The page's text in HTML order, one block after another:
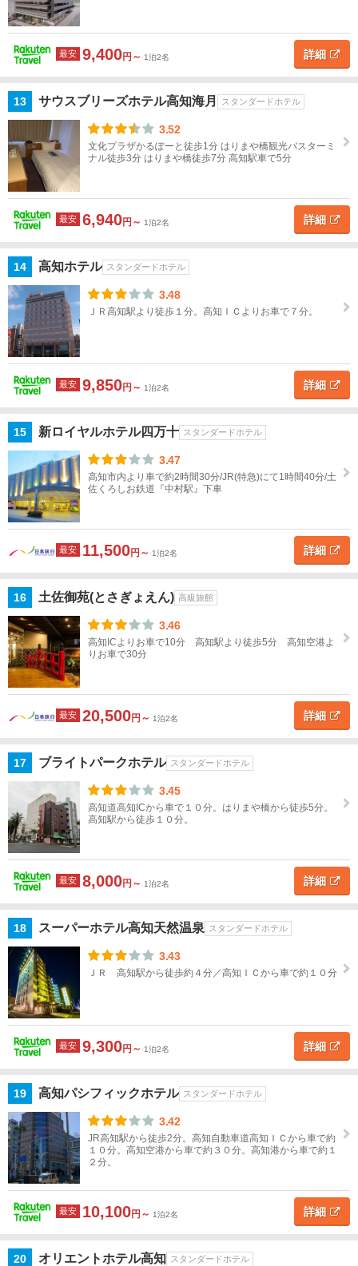
最安 9,400円～ 1泊2名 詳細
13 サウスブリーズホテル高知海月 スタンダードホテル
3.52
文化プラザかるぽーと徒歩1分 はりまや橋観光バスターミ
ナル徒歩3分 はりまや橋徒歩7分 高知駅車で5分
最安 6,940円～ 1泊2名 詳細
14 高知ホテル スタンダードホテル
3.48
ＪＲ高知駅より徒歩１分。高知ＩＣよりお車で７分。
最安 9,850円～ 1泊2名 詳細
15 新ロイヤルホテル四万十 スタンダードホテル
3.47
高知市内より車で約2時間30分/JR(特急)にて1時間40分/土
佐くろしお鉄道『中村駅』下車
最安 11,500円～ 1泊2名 詳細
16 土佐御苑(とさぎょえん) 高級旅館
3.46
高知ICよりお車で10分 高知駅より徒歩5分 高知空港よ
りお車で30分
最安 20,500円～ 1泊2名 詳細
17 ブライトパークホテル スタンダードホテル
3.45
高知道高知ICから車で１０分。はりまや橋から徒歩5分。
高知駅から徒歩１０分。
最安 8,000円～ 1泊2名 詳細
18 スーパーホテル高知天然温泉 スタンダードホテル
3.43
ＪＲ 高知駅から徒歩約４分／高知ＩＣから車で約１０分
最安 9,300円～ 1泊2名 詳細
19 高知パシフィックホテル スタンダードホテル
3.42
JR高知駅から徒歩2分。高知自動車道高知ＩＣから車で約
１０分。高知空港から車で約３０分。高知港から車で約１
２分。
最安 10,100円～ 1泊2名 詳細
20 オリエントホテル高知 スタンダードホテル